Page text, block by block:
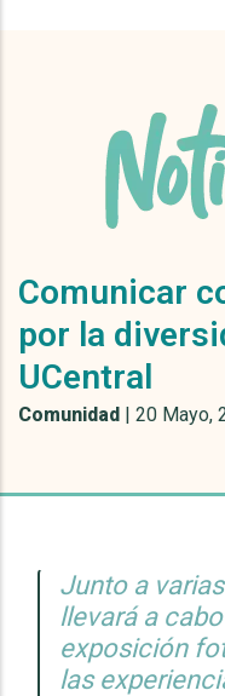
Comunicar
por la
UCentral
Comunidad | 20 Mayo,
Junto a
llevará a
exposición
las